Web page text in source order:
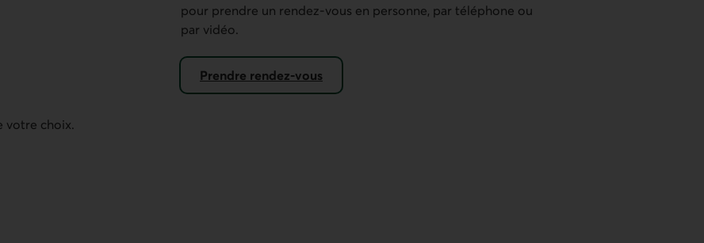
votre choix.
pour prendre un rendez-vous en personne, par téléphone ou
par vidéo.
Prendre rendez-vous
dans nos services mobiles et en ligne